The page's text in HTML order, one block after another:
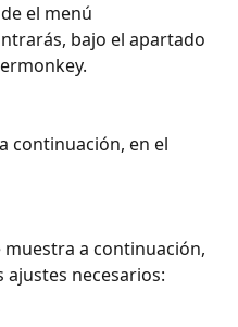
el menú
bajo el apartado
continuación, en el
muestra a continuación,
necesarios: